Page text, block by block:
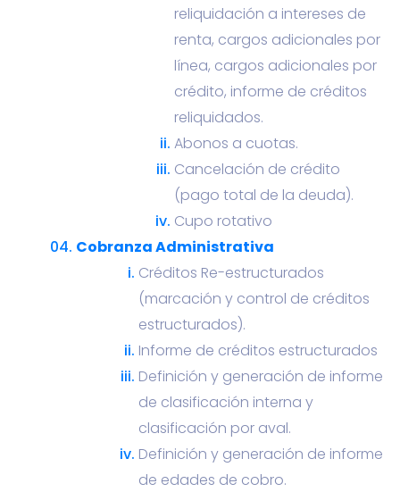
reliquidación a intereses de
renta, cargos adicionales por
línea, cargos adicionales por
crédito, informe de créditos
reliquidados.
Abonos a cuotas.
Cancelación de crédito
(pago total de la deuda).
Cupo rotativo
Cobranza Administrativa
Créditos Re-estructurados
(marcación y control de créditos
estructurados).
Informe de créditos estructurados
Definición y generación de informe
de clasificación interna y
clasificación por aval.
Definición y generación de informe
de edades de cobro.